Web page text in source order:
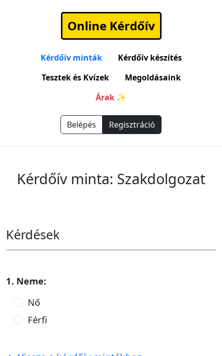
Online Kérdőív
Kérdőív minták
Kérdőív készítés
Tesztek és Kvízek
Megoldásaink
Árak ✨
Belépés Regisztráció
Kérdőív minta: Szakdolgozat
Kérdések
1. Neme:
Nő
Férfi